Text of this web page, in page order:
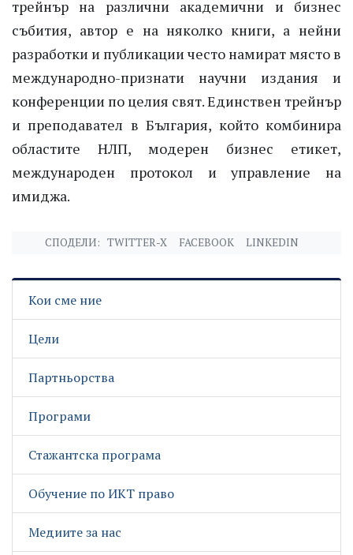
трейнър на различни академични и бизнес
събития, автор е на няколко книги, а нейни
разработки и публикации често намират място в
международно-признати научни издания и
конференции по целия свят. Единствен трейнър
и преподавател в България, който комбинира
областите НЛП, модерен бизнес етикет,
международен протокол и управление на
имиджа.
СПОДЕЛИ: TWITTER-X FACEBOOK LINKEDIN
Кои сме ние
Цели
Партньорства
Програми
Стажантска програма
Обучение по ИКТ право
Медиите за нас